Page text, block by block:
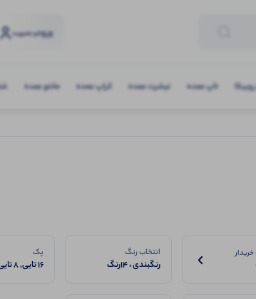
ورودو عضویت
تاپ عمده تیشرت عمده کراپ عمده مانتو عمده
انتخاب رنگ
رنگبندی ، 14رنگ
پک
16 تایی, 8 تایی